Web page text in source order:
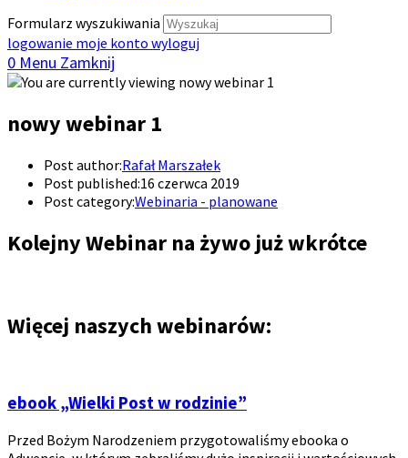
Formularz wyszukiwania
logowanie moje konto wyloguj
0 Menu Zamknij
nowy webinar 1
Post author:Rafał Marszałek
Post published:16 czerwca 2019
Post category:Webinaria - planowane
Kolejny Webinar na żywo już wkrótce
Więcej naszych webinarów:
ebook „Wielki Post w rodzinie”
Przed Bożym Narodzeniem przygotowaliśmy ebooka o